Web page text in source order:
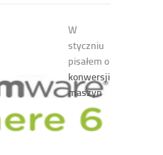
W
styczniu
pisałem o
konwersji
maszyn